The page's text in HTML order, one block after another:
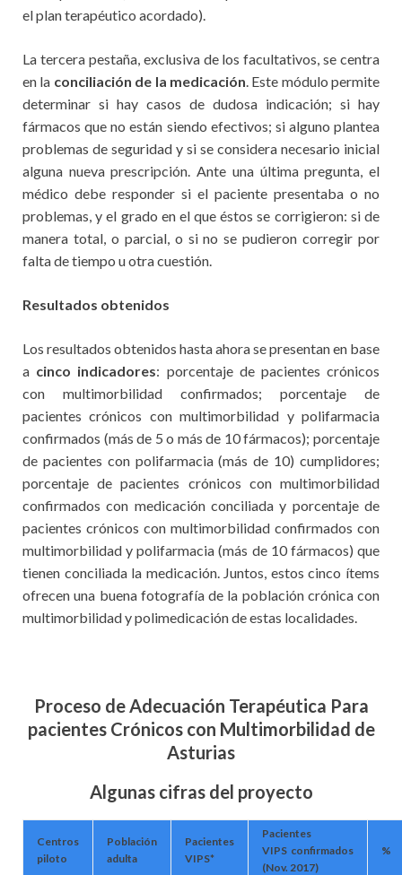
el plan terapéutico acordado).
La tercera pestaña, exclusiva de los facultativos, se centra
en la conciliación de la medicación. Este módulo permite
determinar si hay casos de dudosa indicación; si hay
fármacos que no están siendo efectivos; si alguno plantea
problemas de seguridad y si se considera necesario inicial
alguna nueva prescripción. Ante una última pregunta, el
médico debe responder si el paciente presentaba o no
problemas, y el grado en el que éstos se corrigieron: si de
manera total, o parcial, o si no se pudieron corregir por
falta de tiempo u otra cuestión.
Resultados obtenidos
Los resultados obtenidos hasta ahora se presentan en base
a cinco indicadores: porcentaje de pacientes crónicos
con multimorbilidad confirmados; porcentaje de
pacientes crónicos con multimorbilidad y polifarmacia
confirmados (más de 5 o más de 10 fármacos); porcentaje
de pacientes con polifarmacia (más de 10) cumplidores;
porcentaje de pacientes crónicos con multimorbilidad
confirmados con medicación conciliada y porcentaje de
pacientes crónicos con multimorbilidad confirmados con
multimorbilidad y polifarmacia (más de 10 fármacos) que
tienen conciliada la medicación. Juntos, estos cinco ítems
ofrecen una buena fotografía de la población crónica con
multimorbilidad y polimedicación de estas localidades.
Proceso de Adecuación Terapéutica Para
pacientes Crónicos con Multimorbilidad de
Asturias
Algunas cifras del proyecto
Centros
piloto
Población
adulta
Pacientes
VIPS*
Pacientes
VIPS confirmados
(Nov. 2017)
%